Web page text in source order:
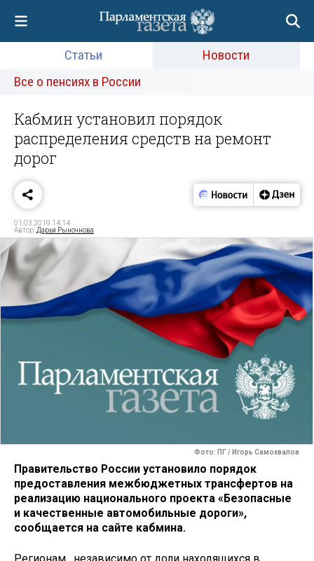
Статьи
Новости
Все о пенсиях в России
Кабмин установил порядок
распределения средств на ремонт
дорог
01.03.2019 14:14
Автор: Дарья Рыночнова
Фото: ПГ / Игорь Самохвалов
Правительство России установило порядок
предоставления межбюджетных трансфертов на
реализацию национального проекта «Безопасные
и качественные автомобильные дороги»,
сообщается на сайте кабмина.